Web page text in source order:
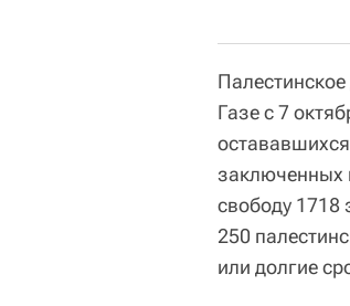
Газе с 7
заключенных
свободу 1718
250
или долгие